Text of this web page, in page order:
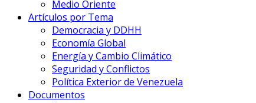
Medio Oriente
Artículos por Tema
Democracia y DDHH
Economía Global
Energía y Cambio Climático
Seguridad y Conflictos
Política Exterior de Venezuela
Documentos